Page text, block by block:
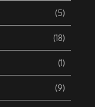
(5)
(18)
(1)
(9)